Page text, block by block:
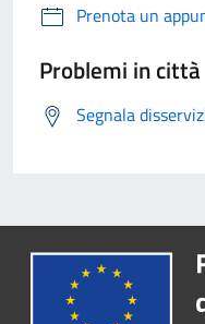
Prenota un
Problemi in città
Segnala